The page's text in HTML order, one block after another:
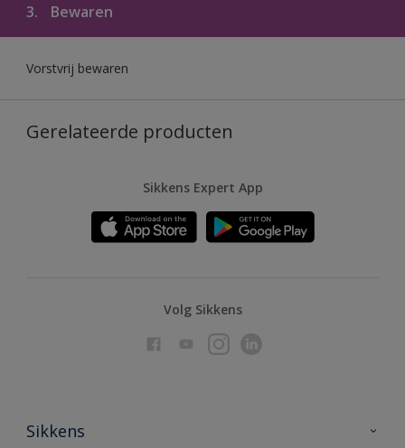
3. Bewaren
Vorstvrij bewaren
Gerelateerde producten
Sikkens Expert App
Volg Sikkens
Sikkens